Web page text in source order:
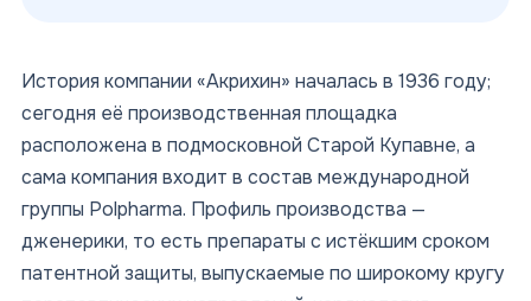
История компании «Акрихин» началась в 1936 году;
сегодня её производственная площадка
расположена в подмосковной Старой Купавне, а
сама компания входит в состав международной
группы Polpharma. Профиль производства —
дженерики, то есть препараты с истёкшим сроком
патентной защиты, выпускаемые по широкому кругу